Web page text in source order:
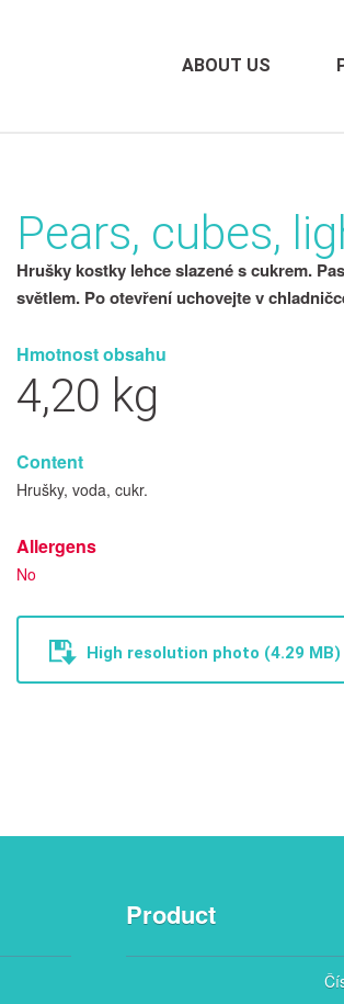
ABOUT US
Pears, cubes,
Hrušky kostky lehce slazené s cukrem.
světlem. Po otevření uchovejte v
Hmotnost obsahu
4,20 kg
Content
Hrušky, voda, cukr.
Allergens
No
High resolution photo (4.29 MB)
Product